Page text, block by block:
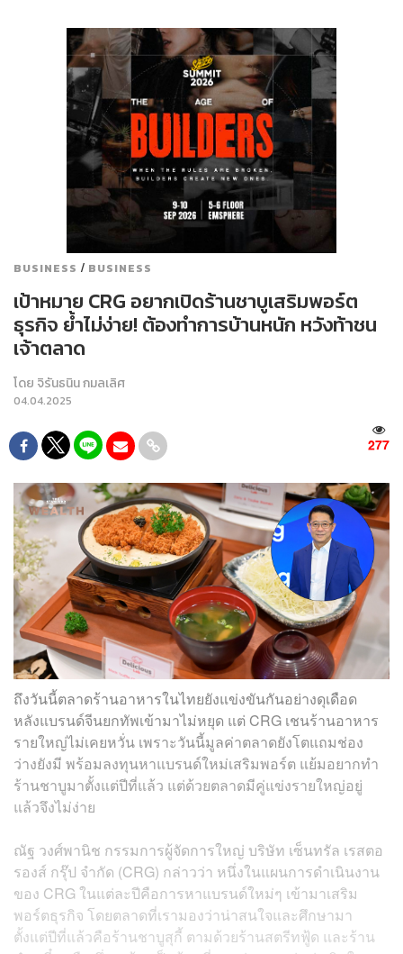
BUSINESS / BUSINESS
เป้าหมาย CRG อยากเปิดร้านชาบูเสริมพอร์ต
ธุรกิจ ย้ำไม่ง่าย! ต้องทำการบ้านหนัก หวังท้าชน
เจ้าตลาด
โดย จิรันธนิน กมลเลิศ
04.04.2025
277
ถึงวันนี้ตลาดร้านอาหารในไทยยังแข่งขันกันอย่างดุเดือด
หลังแบรนด์จีนยกทัพเข้ามาไม่หยุด แต่ CRG เชนร้านอาหาร
รายใหญ่ไม่เคยหวั่น เพราะวันนี้มูลค่าตลาดยังโตแถมช่อง
ว่างยังมี พร้อมลงทุนหาแบรนด์ใหม่เสริมพอร์ต แย้มอยากทำ
ร้านชาบูมาตั้งแต่ปีที่แล้ว แต่ด้วยตลาดมีคู่แข่งรายใหญ่อยู่
แล้วจึงไม่ง่าย
ณัฐ วงศ์พานิช กรรมการผู้จัดการใหญ่ บริษัท เซ็นทรัล เรสตอ
รองส์ กรุ๊ป จำกัด (CRG) กล่าวว่า หนึ่งในแผนการดำเนินงาน
ของ CRG ในแต่ละปีคือการหาแบรนด์ใหม่ๆ เข้ามาเสริม
พอร์ตธุรกิจ โดยตลาดที่เรามองว่าน่าสนใจและศึกษามา
ตั้งแต่ปีที่แล้วคือร้านชาบูสุกี้ ตามด้วยร้านสตรีทฟู้ด และร้าน